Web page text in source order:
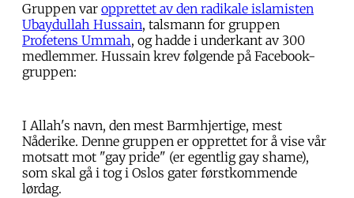
Gruppen var opprettet av den radikale islamisten
Ubaydullah Hussain, talsmann for gruppen
Profetens Ummah, og hadde i underkant av 300
medlemmer. Hussain krev følgende på Facebook-
gruppen:
I Allah's navn, den mest Barmhjertige, mest
Nåderike. Denne gruppen er opprettet for å vise vår
motsatt mot "gay pride" (er egentlig gay shame),
som skal gå i tog i Oslos gater førstkommende
lørdag.